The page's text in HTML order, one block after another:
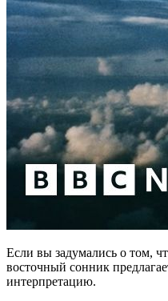
Если вы задумались о том,
восточный сонник
интерпретацию.